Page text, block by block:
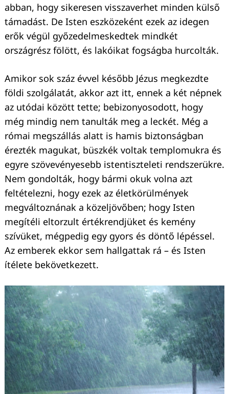
abban, hogy sikeresen visszaverhet minden külső
támadást. De Isten eszközeként ezek az idegen
erők végül győzedelmeskedtek mindkét
országrész fölött, és lakóikat fogságba hurcolták.
Amikor sok száz évvel később Jézus megkezdte
földi szolgálatát, akkor azt itt, ennek a két népnek
az utódai között tette; bebizonyosodott, hogy
még mindig nem tanulták meg a leckét. Még a
római megszállás alatt is hamis biztonságban
érezték magukat, büszkék voltak templomukra és
egyre szövevényesebb istentiszteleti rendszerükre.
Nem gondolták, hogy bármi okuk volna azt
feltételezni, hogy ezek az életkörülmények
megváltoznának a közeljövőben; hogy Isten
megítéli eltorzult értékrendjüket és kemény
szívüket, mégpedig egy gyors és döntő lépéssel.
Az emberek ekkor sem hallgattak rá – és Isten
ítélete bekövetkezett.